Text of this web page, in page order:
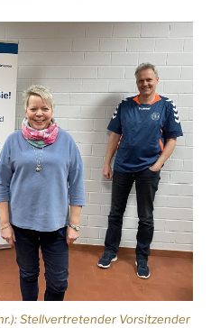
Stellvertretender Vorsitzender